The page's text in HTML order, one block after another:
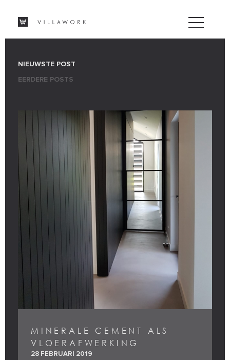
NIEUWSTE POST
EERDERE POSTS
MINERALE CEMENT ALS
VLOERAFWERKING
28 FEBRUARI 2019